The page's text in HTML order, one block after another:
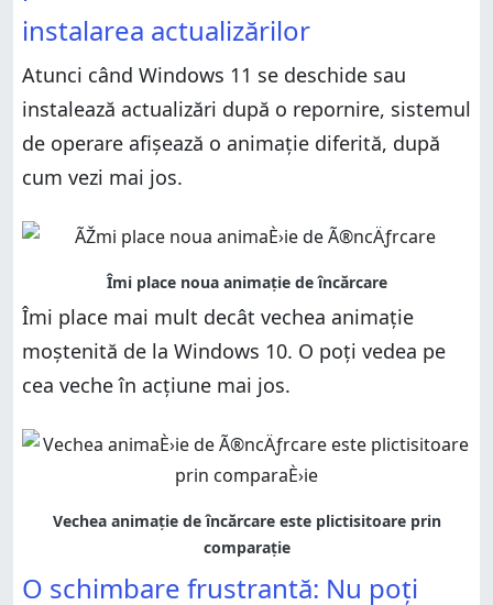
instalarea actualizărilor
Atunci când Windows 11 se deschide sau
instalează actualizări după o repornire, sistemul
de operare afișează o animație diferită, după
cum vezi mai jos.
Îmi place mai mult decât vechea animație
moștenită de la Windows 10. O poți vedea pe
cea veche în acțiune mai jos.
O schimbare frustrantă: Nu poți